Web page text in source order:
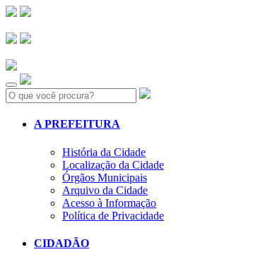
Search:
A PREFEITURA
História da Cidade
Localização da Cidade
Órgãos Municipais
Arquivo da Cidade
Acesso à Informação
Política de Privacidade
CIDADÃO